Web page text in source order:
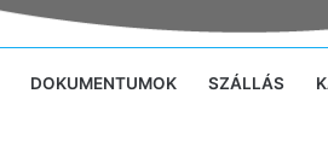
DOKUMENTUMOK SZÁLLÁS